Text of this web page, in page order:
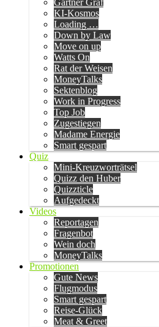
Gärtner Graf
KI-Kosmos
Loading …
Down by Law
Move on up
Watts On
Rat der Weisen
MoneyTalks
Sektenblog
Work in Progress
Top Job
Zugestiegen
Madame Energie
Smart gespart
Quiz
Mini-Kreuzworträtsel
Quizz den Huber
Quizzticle
Aufgedeckt
Videos
Reportagen
Fragenbot
Wein doch
MoneyTalks
Promotionen
Gute News
Flugmodus
Smart gespart
Reise-Glück
Meat & Greet